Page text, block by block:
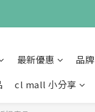
最新優惠 品牌
cl mall 小分享